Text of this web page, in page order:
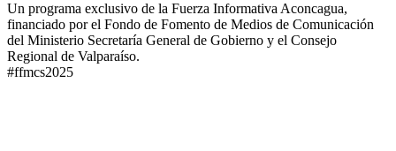
Un programa exclusivo de la Fuerza Informativa Aconcagua,
financiado por el Fondo de Fomento de Medios de Comunicación
del Ministerio Secretaría General de Gobierno y el Consejo
Regional de Valparaíso.
#ffmcs2025